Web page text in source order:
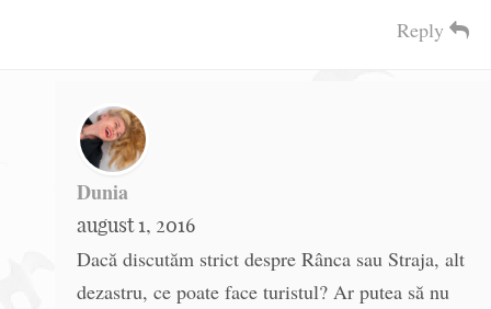
Reply
Dunia
august 1, 2016
Dacă discutăm strict despre Rânca sau Straja, alt
dezastru, ce poate face turistul? Ar putea să nu